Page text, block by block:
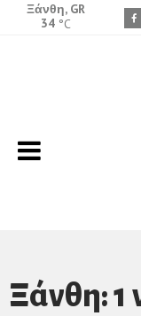
Ξάνθη, GR
34 °C
Ξάνθη: 1